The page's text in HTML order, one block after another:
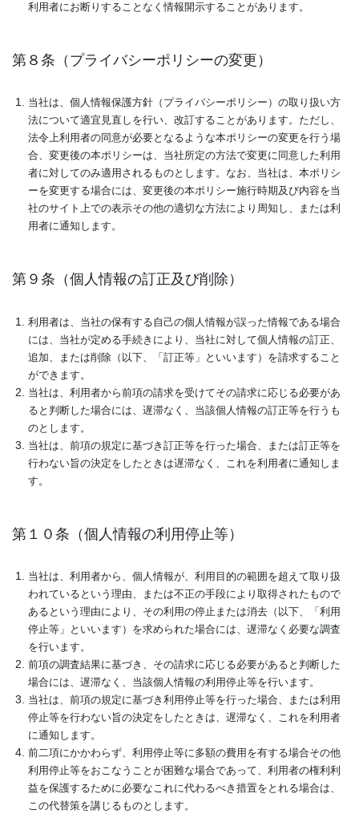
利用者にお断りすることなく情報開示することがあります。
第８条（プライバシーポリシーの変更）
当社は、個人情報保護方針（プライバシーポリシー）の取り扱い方
法について適宜見直しを行い、改訂することがあります。ただし、
法令上利用者の同意が必要となるような本ポリシーの変更を行う場
合、変更後の本ポリシーは、当社所定の方法で変更に同意した利用
者に対してのみ適用されるものとします。なお、当社は、本ポリシ
ーを変更する場合には、変更後の本ポリシー施行時期及び内容を当
社のサイト上での表示その他の適切な方法により周知し、または利
用者に通知します。
第９条（個人情報の訂正及び削除）
利用者は、当社の保有する自己の個人情報が誤った情報である場合
には、当社が定める手続きにより、当社に対して個人情報の訂正、
追加、または削除（以下、「訂正等」といいます）を請求すること
ができます。
当社は、利用者から前項の請求を受けてその請求に応じる必要があ
ると判断した場合には、遅滞なく、当該個人情報の訂正等を行うも
のとします。
当社は、前項の規定に基づき訂正等を行った場合、または訂正等を
行わない旨の決定をしたときは遅滞なく、これを利用者に通知しま
す。
第１０条（個人情報の利用停止等）
当社は、利用者から、個人情報が、利用目的の範囲を超えて取り扱
われているという理由、または不正の手段により取得されたもので
あるという理由により、その利用の停止または消去（以下、「利用
停止等」といいます）を求められた場合には、遅滞なく必要な調査
を行います。
前項の調査結果に基づき、その請求に応じる必要があると判断した
場合には、遅滞なく、当該個人情報の利用停止等を行います。
当社は、前項の規定に基づき利用停止等を行った場合、または利用
停止等を行わない旨の決定をしたときは、遅滞なく、これを利用者
に通知します。
前二項にかかわらず、利用停止等に多額の費用を有する場合その他
利用停止等をおこなうことが困難な場合であって、利用者の権利利
益を保護するために必要なこれに代わるべき措置をとれる場合は、
この代替策を講じるものとします。